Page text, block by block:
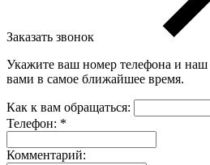
Заказать звонок
Укажите ваш номер телефона и наш
вами в самое ближайшее время.
Как к вам обращаться:
Телефон: *
Комментарий: